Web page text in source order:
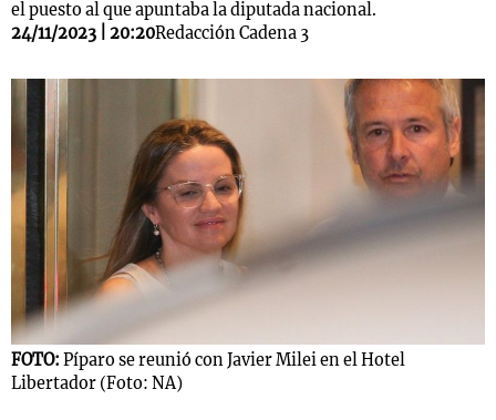
el puesto al que apuntaba la diputada nacional.
24/11/2023 | 20:20Redacción Cadena 3
FOTO: Píparo se reunió con Javier Milei en el Hotel
Libertador (Foto: NA)